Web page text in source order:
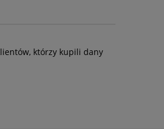
którzy kupili dany